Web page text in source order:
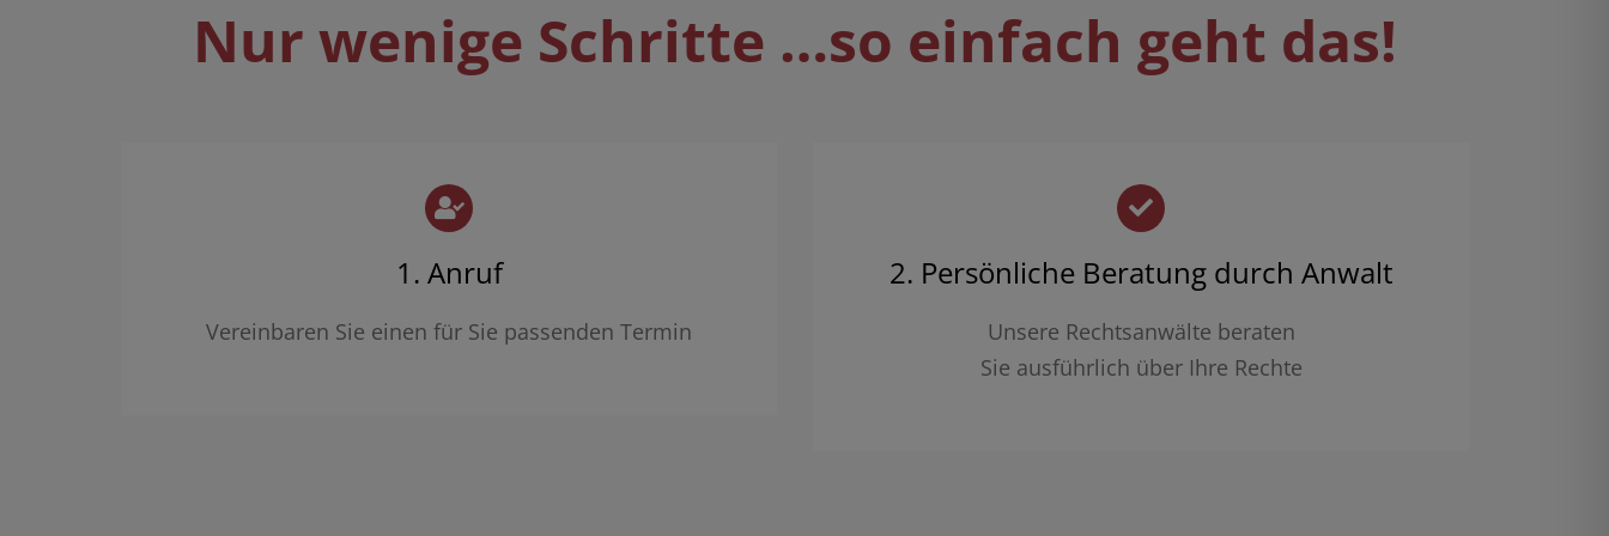
Nur wenige Schritte …so einfach geht das!
1. Anruf
Vereinbaren Sie einen für Sie passenden Termin
2. Persönliche Beratung durch Anwalt
Unsere Rechtsanwälte beraten
Sie ausführlich über Ihre Rechte